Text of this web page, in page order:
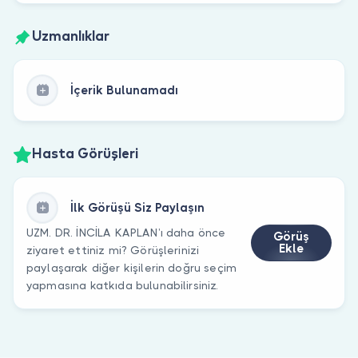
Uzmanlıklar
İçerik Bulunamadı
Hasta Görüşleri
İlk Görüşü Siz Paylaşın
UZM. DR. İNCİLA KAPLAN’ı daha önce
ziyaret ettiniz mi? Görüşlerinizi
paylaşarak diğer kişilerin doğru seçim
yapmasına katkıda bulunabilirsiniz.
Görüş
Ekle